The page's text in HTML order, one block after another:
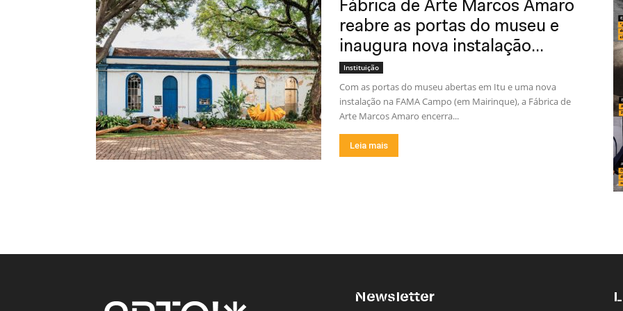
Fábrica de Arte Marcos Amaro
reabre as portas do museu e
inaugura nova instalação...
Instituição
Com as portas do museu abertas em Itu e uma nova
instalação na FAMA Campo (em Mairinque), a Fábrica de
Arte Marcos Amaro encerra...
Leia mais
Newsletter